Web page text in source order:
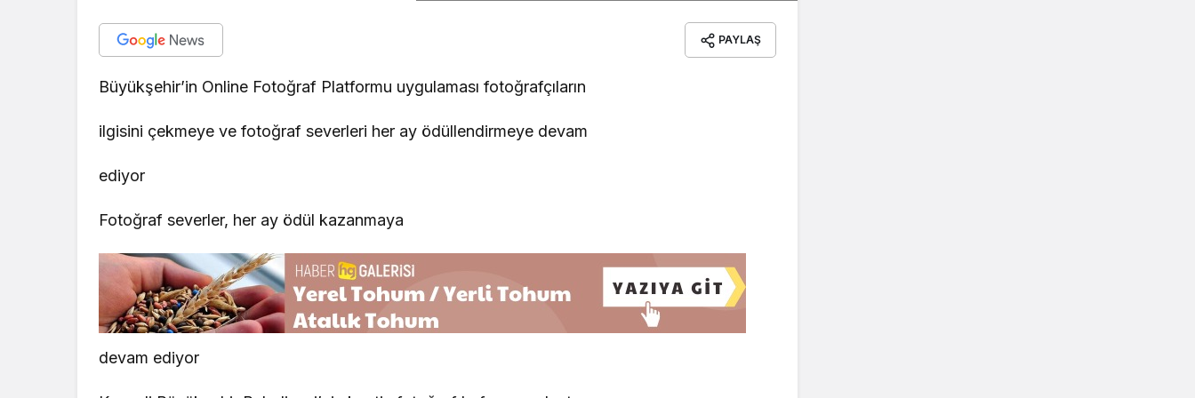
PAYLAŞ
Büyükşehir’in Online Fotoğraf Platformu uygulaması fotoğrafçıların
ilgisini çekmeye ve fotoğraf severleri her ay ödüllendirmeye devam
ediyor
Fotoğraf severler, her ay ödül kazanmaya
devam ediyor